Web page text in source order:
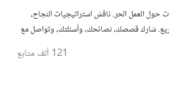
حول العمل الحر. ناقش استراتيجيات النجاح،
شارك قصصك، نصائحك، وأسئلتك، وتواصل مع
121 ألف متابع